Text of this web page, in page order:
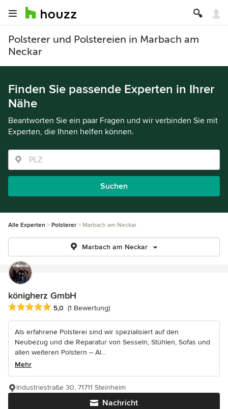
Polsterer und Polstereien in Marbach am
Neckar
Finden Sie passende Experten in Ihrer
Nähe
Beantworten Sie ein paar Fragen und wir verbinden Sie mit
Experten, die Ihnen helfen können.
Suchen
Alle Experten Polsterer Marbach am Neckar
Marbach am Neckar
königherz GmbH
Durchschnittliche Bewertung: 5 von 5 Sternen
5,0 (1 Bewertung)
Als erfahrene Polsterei sind wir spezialisiert auf den
Neubezug und die Reparatur von Sesseln, Stühlen, Sofas und
allen weiteren Polstern – Al...
Mehr
Nachricht
Industriestraße 30, 71711 Steinheim